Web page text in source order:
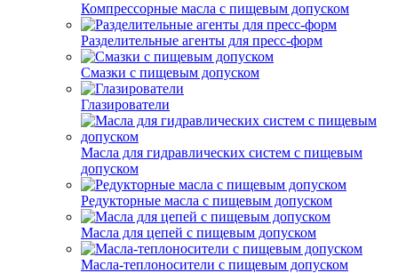
Компрессорные масла с пищевым допуском
Разделительные агенты для пресс-форм
Смазки с пищевым допуском
Глазирователи
Масла для гидравлических систем с пищевым
допуском
Редукторные масла с пищевым допуском
Масла для цепей с пищевым допуском
Масла-теплоносители с пищевым допуском